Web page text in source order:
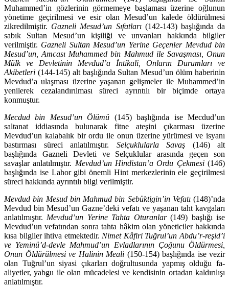
Muhammed’in gözlerinin görmemeye başlaması üzerine oğlunun
yönetime geçirilmesi ve esir olan Mesud’un kalede öldürülmesi
zikredilmiştir. Gazneli Mesud’un Sı­fatları(142-143) başlığında da
sabık Sultan Mesud’un kişiliği ve unvanları hakkında bilgiler
verilmiştir. Gazneli Sultan Mesud’un Yerine Geçenler Mev­dud bin
Mesud’un, Amcası Muhammed bin Mahmud ile Savaşması, Onun
Mülk ve Devletinin Mevdud’a İntikali, Onların Durumları ve
Akibetleri (144-145) alt başlığında Sultan Mesud’un ölüm haberinin
Mevdud’a ulaşması üze­rine yaşanan gelişmeler ile Muhammed’in
yenilerek cezalandırılması süreci ayrıntılı bir biçimde ortaya
konmuştur.
Mecdud bin Mesud’un Ölümü (145) başlığında ise Mecdud’un
saltanat iddiasında bulunarak fitne ateşini çıkarması üzerine
Mevdud’un kalabalık bir ordu ile onun üzerine yürümesi ve isyanı
bastırması süreci anlatılmıştır. Sel­çuk­lularla Savaş (146) alt
başlığında Gazneli Devleti ve Selçuklular arasında geçen son
savaşlar anlatılmıştır. Mevdud’un Hindistan’a Ordu Çekmesi(146)
başlığında ise Lahor gibi önemli Hint merkezlerinin ele geçirilmesi
süreci hak­kında ayrıntılı bilgi verilmiştir.
Mevdud bin Mesud bin Mahmud bin Sebüktigin’in Vefatı (148)’nda
Mev­dud bin Mesud’un Gazne’deki vefatı ve yaşanan taht kavgaları
anlatılmıştır. Mevdud’un Yerine Tahta Oturanlar(149) başlığı ise
Mevdud’un vefatından sonra tahta hâkim olan yöneticiler hakkında
kısa bilgiler ihtiva etmektedir. Nimet Kâfiri Tuğrul’un Abdu’r-reşid’i
ve Yeminü’d-devle Mahmud’un Evlad­larının Çoğunu Öldürmesi,
Onun Öldürülmesi ve Halinin Meali (150-154) baş­lığında ise vezir
olan Tuğrul’un siyasi çıkarları doğrultusunda yapmış olduğu fa­
aliyetler, yabgu ile olan mücadelesi ve kendisinin ortadan kaldırılışı
anla­tılmıştır.